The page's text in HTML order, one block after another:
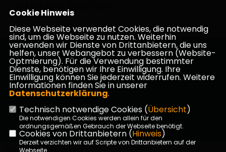
04.08.2015, 08:52 Uhr
Homepage des CDU Kreisverbandes Darmstadt-
Dieburg
Impressum Datenschutz Kontakt
©2026 CDU Kreisverband
Cookie Hinweis
Diese Webseite verwendet Cookies, die notwendig
sind, um die Webseite zu nutzen. Weiterhin
verwenden wir Dienste von Drittanbietern, die uns
helfen, unser Webangebot zu verbessern (Website-
Optmierung). Für die Verwendung bestimmter
Dienste, benötigen wir Ihre Einwilligung. Ihre
Einwilligung können Sie jederzeit widerrufen. Weitere
Informationen finden Sie in unserer
Datenschutzerklärung.
Technisch notwendige Cookies (Übersicht)
Die notwendigen Cookies werden allein für den
ordnungsgemäßen Gebrauch der Webseite benötigt.
Cookies von Drittanbietern (Hinweis)
Derzeit verzichten wir auf Scripte von Drittanbietern auf der
Webseite.